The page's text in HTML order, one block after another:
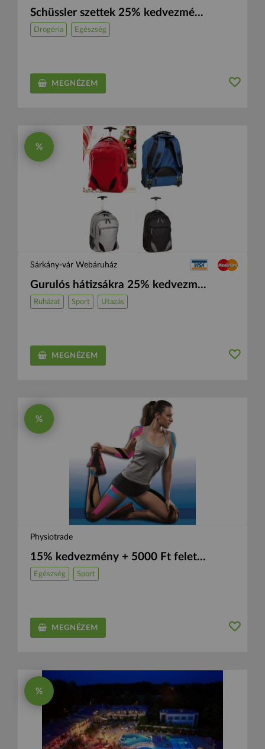
Schüssler szettek 25% kedvezmé...
Drogéria Egészség
MEGNÉZEM
%
Sárkány-vár Webáruház
Gurulós hátizsákra 25% kedvezm...
Ruházat Sport Utazás
MEGNÉZEM
%
Physiotrade
15% kedvezmény + 5000 Ft felet...
Egészség Sport
MEGNÉZEM
%